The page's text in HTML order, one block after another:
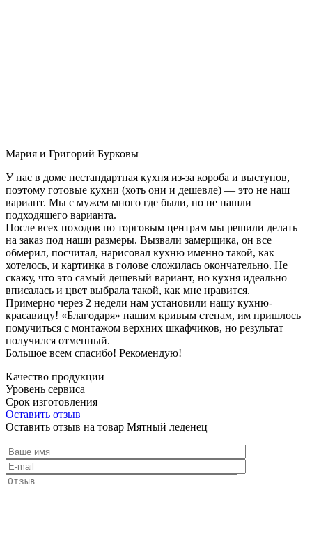
Мария и Григорий Бурковы
У нас в доме нестандартная кухня из-за короба и выступов,
поэтому готовые кухни (хоть они и дешевле) — это не наш
вариант. Мы с мужем много где были, но не нашли
подходящего варианта.
После всех походов по торговым центрам мы решили делать
на заказ под наши размеры. Вызвали замерщика, он все
обмерил, посчитал, нарисовал кухню именно такой, как
хотелось, и картинка в голове сложилась окончательно. Не
скажу, что это самый дешевый вариант, но кухня идеально
вписалась и цвет выбрала такой, как мне нравится.
Примерно через 2 недели нам установили нашу кухню-
красавицу! «Благодаря» нашим кривым стенам, им пришлось
помучиться с монтажом верхних шкафчиков, но результат
получился отменный.
Большое всем спасибо! Рекомендую!
Качество продукции
Уровень сервиса
Срок изготовления
Оставить отзыв
Оставить отзыв на товар Мятный леденец